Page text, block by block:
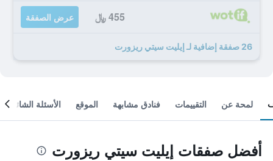
455 ﷼ عرض الصفقة
26 صفقة إضافية لـ إيليت سيتي ريزورت
لمحة عن التقييمات فنادق مشابهة الموقع الأسئلة الشائعة
أفضل صفقات إيليت سيتي ريزورت